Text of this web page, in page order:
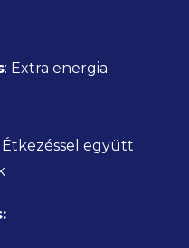
: Extra energia
Étkezéssel együtt